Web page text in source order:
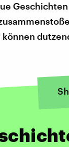
können